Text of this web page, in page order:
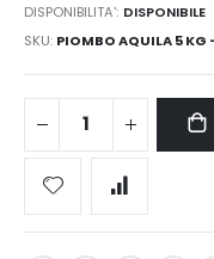
DISPONIBILITA': DISPONIBILE
SKU PIOMBO AQUILA 5